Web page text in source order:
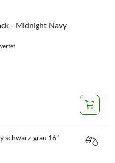
- Midnight Navy